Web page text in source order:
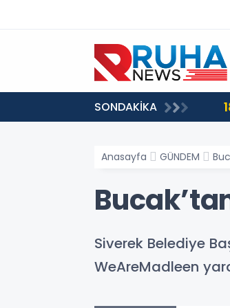
SONDAKİKA
Anasayfa GÜNDEM
Siverek Belediye
WeAreMadleen